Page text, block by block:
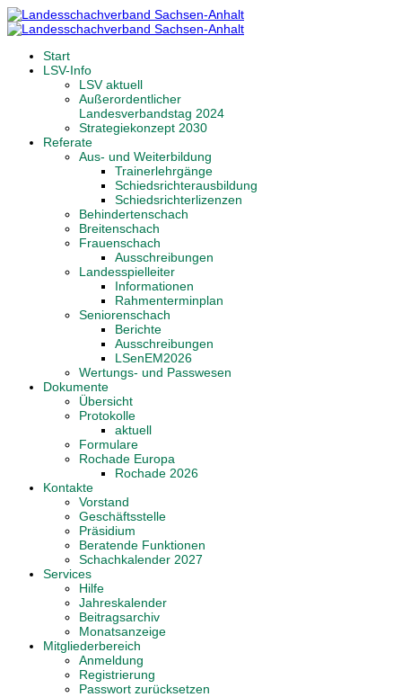
Start
LSV-Info
LSV aktuell
Außerordentlicher
Landesverbandstag 2024
Strategiekonzept 2030
Referate
Aus- und Weiterbildung
Trainerlehrgänge
Schiedsrichterausbildung
Schiedsrichterlizenzen
Behindertenschach
Breitenschach
Frauenschach
Ausschreibungen
Landesspielleiter
Informationen
Rahmenterminplan
Seniorenschach
Berichte
Ausschreibungen
LSenEM2026
Wertungs- und Passwesen
Dokumente
Übersicht
Protokolle
aktuell
Formulare
Rochade Europa
Rochade 2026
Kontakte
Vorstand
Geschäftsstelle
Präsidium
Beratende Funktionen
Schachkalender 2027
Services
Hilfe
Jahreskalender
Beitragsarchiv
Monatsanzeige
Mitgliederbereich
Anmeldung
Registrierung
Passwort zurücksetzen